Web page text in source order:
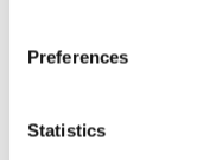
Preferences
Statistics